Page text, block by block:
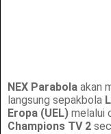
NEX Parabola akan
langsung sepakbola
Eropa (UEL) melalui
Champions TV 2